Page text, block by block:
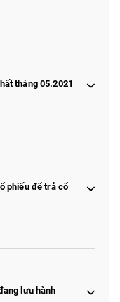
tháng 05.2021
phiếu để trả cổ
lưu hành